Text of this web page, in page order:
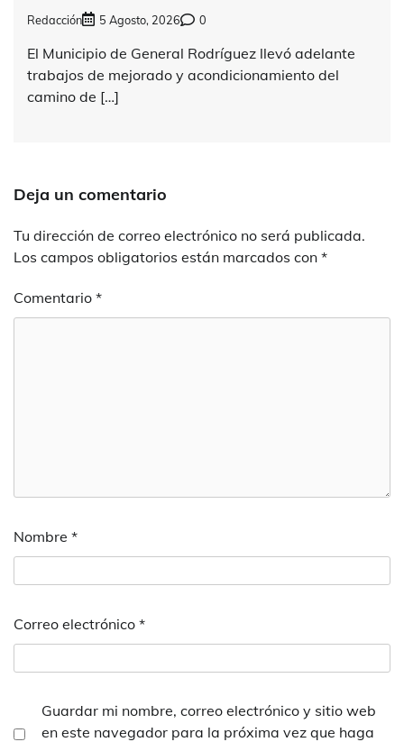
Redacción 5 Agosto, 2026 0
El Municipio de General Rodríguez llevó adelante
trabajos de mejorado y acondicionamiento del
camino de […]
Deja un comentario
Tu dirección de correo electrónico no será publicada.
Los campos obligatorios están marcados con *
Comentario *
Nombre *
Correo electrónico *
Guardar mi nombre, correo electrónico y sitio web
en este navegador para la próxima vez que haga